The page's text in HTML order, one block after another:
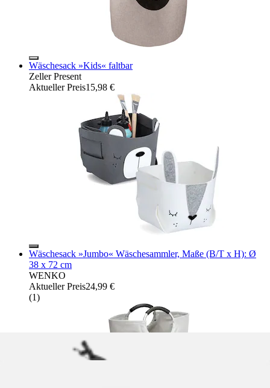
Wäschesack »Kids« faltbar
Zeller Present
Aktueller Preis15,98 €
Wäschesack »Jumbo« Wäschesammler, Maße (B/T x H): Ø
38 x 72 cm
WENKO
Aktueller Preis24,99 €
(1)